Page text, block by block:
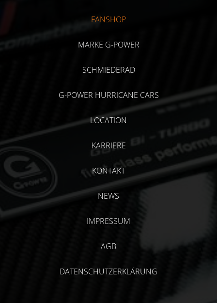
FANSHOP
MARKE G-POWER
SCHMIEDERAD
G-POWER HURRICANE CARS
LOCATION
KARRIERE
KONTAKT
NEWS
IMPRESSUM
AGB
DATENSCHUTZERKLÄRUNG